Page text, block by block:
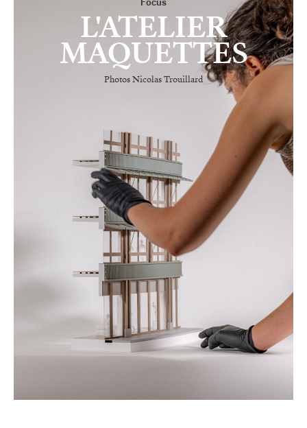
Focus
L'ATELIER
MAQUETTES
Photos Nicolas Trouillard